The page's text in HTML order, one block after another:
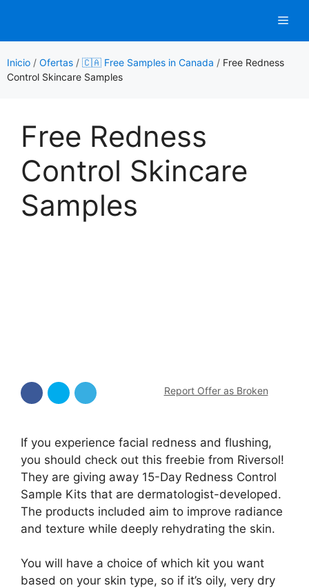
contenido
Inicio / Ofertas / 🇨🇦 Free Samples in Canada / Free Redness
Control Skincare Samples
Free Redness
Control Skincare
Samples
Report Offer as Broken
If you experience facial redness and flushing,
you should check out this freebie from Riversol!
They are giving away 15-Day Redness Control
Sample Kits that are dermatologist-developed.
The products included aim to improve radiance
and texture while deeply rehydrating the skin.
You will have a choice of which kit you want
based on your skin type, so if it’s oily, very dry